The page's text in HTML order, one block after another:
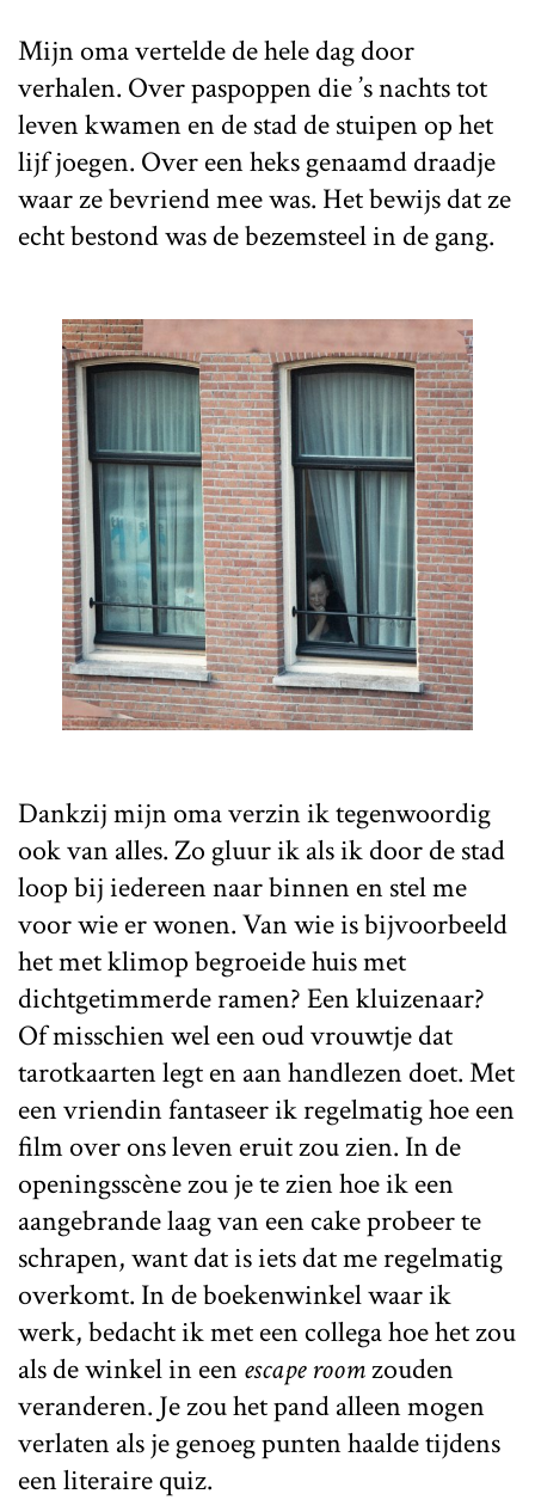
Mijn oma vertelde de hele dag door
verhalen. Over paspoppen die ’s nachts tot
leven kwamen en de stad de stuipen op het
lijf joegen. Over een heks genaamd draadje
waar ze bevriend mee was. Het bewijs dat ze
echt bestond was de bezemsteel in de gang.
Dankzij mijn oma verzin ik tegenwoordig
ook van alles. Zo gluur ik als ik door de stad
loop bij iedereen naar binnen en stel me
voor wie er wonen. Van wie is bijvoorbeeld
het met klimop begroeide huis met
dichtgetimmerde ramen? Een kluizenaar?
Of misschien wel een oud vrouwtje dat
tarotkaarten legt en aan handlezen doet. Met
een vriendin fantaseer ik regelmatig hoe een
film over ons leven eruit zou zien. In de
openingsscène zou je te zien hoe ik een
aangebrande laag van een cake probeer te
schrapen, want dat is iets dat me regelmatig
overkomt. In de boekenwinkel waar ik
werk, bedacht ik met een collega hoe het zou
als de winkel in eenescape roomzouden
veranderen. Je zou het pand alleen mogen
verlaten als je genoeg punten haalde tijdens
een literaire quiz.